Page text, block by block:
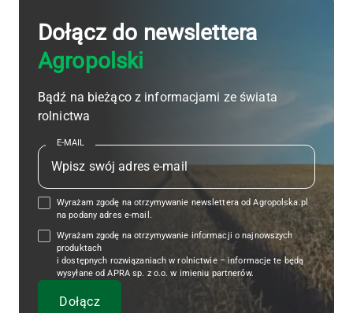
Dołącz do newslettera
Agropolski
Bądź na bieżąco z informacjami ze świata
rolnictwa
E-MAIL
Wyrażam zgodę na otrzymywanie newslettera od Agropolska.pl
na podany adres e-mail.
Wyrażam zgodę na otrzymywanie informacji o najnowszych
produktach
i dostępnych rozwiązaniach w rolnictwie – informacje te będą
wysyłane od APRA sp. z o.o. w imieniu partnerów.